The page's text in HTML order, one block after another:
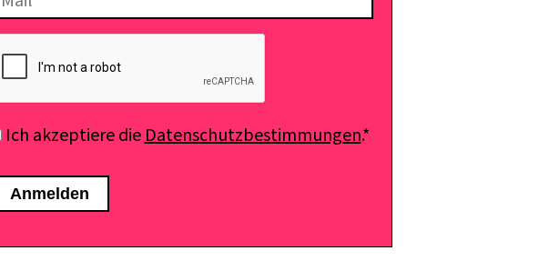
Ich akzeptiere dieDatenschutzbestimmungen.*